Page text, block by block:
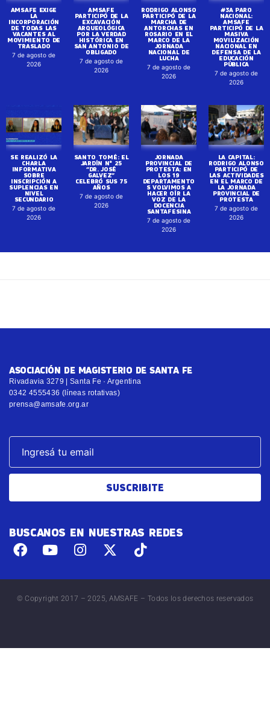
AMSAFE EXIGE
LA
INCORPORACIÓN
DE TODAS LAS
VACANTES AL
MOVIMIENTO DE
TRASLADO
7 de agosto de
2026
AMSAFE
PARTICIPÓ DE LA
EXCAVACIÓN
ARQUEOLÓGICA
POR LA VERDAD
HISTÓRICA EN
SAN ANTONIO DE
OBLIGADO
7 de agosto de
2026
RODRIGO ALONSO
PARTICIPÓ DE LA
MARCHA DE
ANTORCHAS EN
ROSARIO EN EL
MARCO DE LA
JORNADA
NACIONAL DE
LUCHA
7 de agosto de
2026
#3A PARO
NACIONAL:
AMSAFE
PARTICIPÓ DE LA
MASIVA
MOVILIZACIÓN
NACIONAL EN
DEFENSA DE LA
EDUCACIÓN
PÚBLICA
7 de agosto de
2026
SE REALIZÓ LA
CHARLA
INFORMATIVA
SOBRE
INSCRIPCIÓN A
SUPLENCIAS EN
NIVEL
SECUNDARIO
7 de agosto de
2026
SANTO TOMÉ: EL
JARDÍN N° 25
“DR. JOSÉ
GALVEZ”
CELEBRÓ SUS 75
AÑOS
7 de agosto de
2026
JORNADA
PROVINCIAL DE
PROTESTA: EN
LOS 19
DEPARTAMENTO
S VOLVIMOS A
HACER OÍR LA
VOZ DE LA
DOCENCIA
SANTAFESINA
7 de agosto de
2026
LA CAPITAL:
RODRIGO ALONSO
PARTICIPÓ DE
LAS ACTIVIDADES
EN EL MARCO DE
LA JORNADA
PROVINCIAL DE
PROTESTA
7 de agosto de
2026
ASOCIACIÓN DE MAGISTERIO DE SANTA FE
Rivadavia 3279 | Santa Fe · Argentina
0342 4555436 (líneas rotativas)
prensa@amsafe.org.ar
SUSCRIBITE
BUSCANOS EN NUESTRAS REDES
© Copyright 2017 – 2025, AMSAFE – Todos los derechos reservados